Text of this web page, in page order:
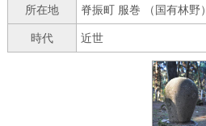
所在地 脊振町 服巻 （国有林野）
時代 近世